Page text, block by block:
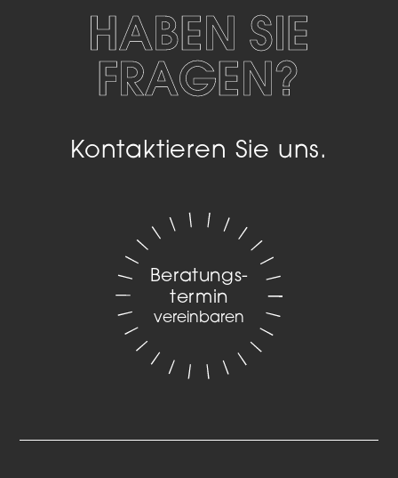
HABEN SIE
FRAGEN?
Kontaktieren Sie uns.
Beratungs­
termin
vereinbaren